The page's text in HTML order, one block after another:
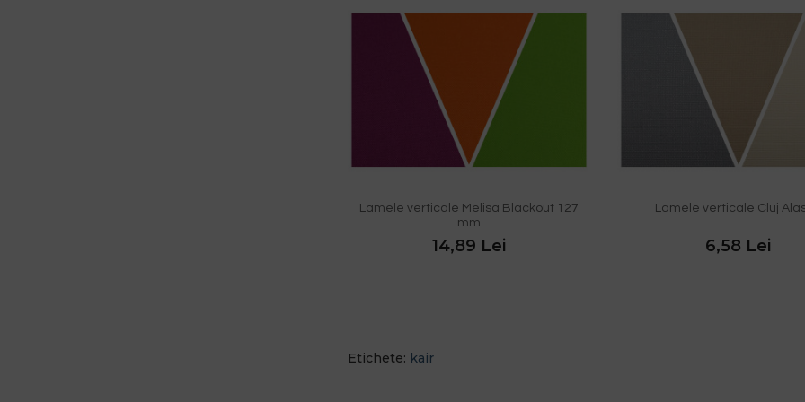
Lamele verticale Melisa Blackout 127
mm
14,89 Lei
Lamele verticale Cluj
6,58 Lei
Etichete: kair